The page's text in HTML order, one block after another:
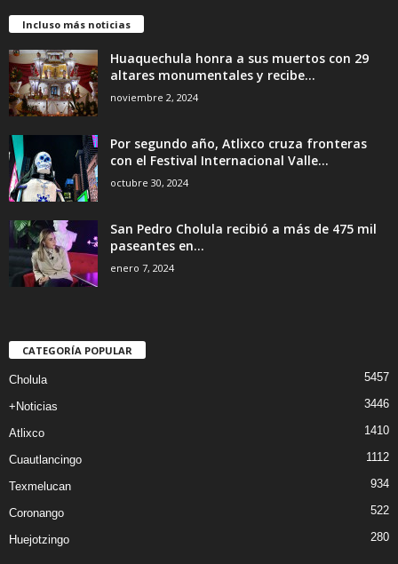
Incluso más noticias
Huaquechula honra a sus muertos con 29
altares monumentales y recibe...
noviembre 2, 2024
Por segundo año, Atlixco cruza fronteras
con el Festival Internacional Valle...
octubre 30, 2024
San Pedro Cholula recibió a más de 475 mil
paseantes en...
enero 7, 2024
CATEGORÍA POPULAR
Cholula 5457
+Noticias 3446
Atlixco 1410
Cuautlancingo 1112
Texmelucan 934
Coronango 522
Huejotzingo 280